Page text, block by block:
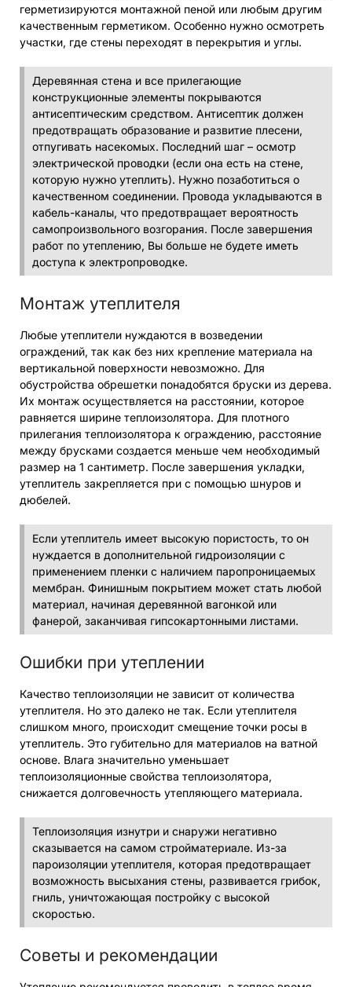
герметизируются монтажной пеной или любым другим
качественным герметиком. Особенно нужно осмотреть
участки, где стены переходят в перекрытия и углы.
Деревянная стена и все прилегающие
конструкционные элементы покрываются
антисептическим средством. Антисептик должен
предотвращать образование и развитие плесени,
отпугивать насекомых. Последний шаг – осмотр
электрической проводки (если она есть на стене,
которую нужно утеплить). Нужно позаботиться о
качественном соединении. Провода укладываются в
кабель-каналы, что предотвращает вероятность
самопроизвольного возгорания. После завершения
работ по утеплению, Вы больше не будете иметь
доступа к электропроводке.
Монтаж утеплителя
Любые утеплители нуждаются в возведении
ограждений, так как без них крепление материала на
вертикальной поверхности невозможно. Для
обустройства обрешетки понадобятся бруски из дерева.
Их монтаж осуществляется на расстоянии, которое
равняется ширине теплоизолятора. Для плотного
прилегания теплоизолятора к ограждению, расстояние
между брусками создается меньше чем необходимый
размер на 1 сантиметр. После завершения укладки,
утеплитель закрепляется при с помощью шнуров и
дюбелей.
Если утеплитель имеет высокую пористость, то он
нуждается в дополнительной гидроизоляции с
применением пленки с наличием паропроницаемых
мембран. Финишным покрытием может стать любой
материал, начиная деревянной вагонкой или
фанерой, заканчивая гипсокартонными листами.
Ошибки при утеплении
Качество теплоизоляции не зависит от количества
утеплителя. Но это далеко не так. Если утеплителя
слишком много, происходит смещение точки росы в
утеплитель. Это губительно для материалов на ватной
основе. Влага значительно уменьшает
теплоизоляционные свойства теплоизолятора,
снижается долговечность утепляющего материала.
Теплоизоляция изнутри и снаружи негативно
сказывается на самом стройматериале. Из-за
пароизоляции утеплителя, которая предотвращает
возможность высыхания стены, развивается грибок,
гниль, уничтожающая постройку с высокой
скоростью.
Советы и рекомендации